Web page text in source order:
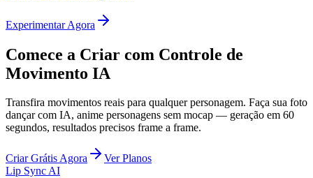
Experimentar Agora
Comece a Criar com Controle de
Movimento IA
Transfira movimentos reais para qualquer personagem. Faça sua foto
dançar com IA, anime personagens sem mocap — geração em 60
segundos, resultados precisos frame a frame.
Criar Grátis Agora
Ver Planos
Lip Sync AI